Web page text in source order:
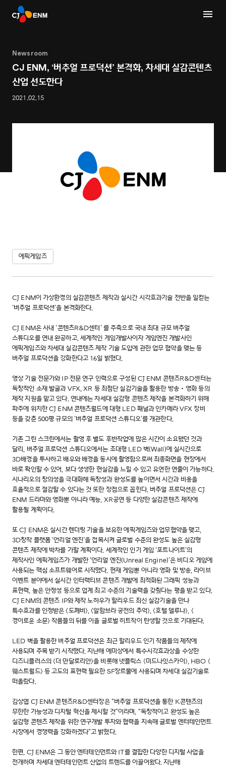
Newsroom
CJ ENM, ‘버추얼 프로덕션’ 본격화, 차세대 실감콘텐츠
산업 선도한다
2021.02.15
에픽게임즈
CJ ENM이 가상환경의 실감콘텐츠 제작과 실시간 시각효과기술 전반을 일컫는
‘버추얼 프로덕션’을 본격화한다.
CJ ENM은 사내 ‘콘텐츠R&D센터’ 를 주축으로 국내 최대 규모 버추얼
스튜디오를 연내 완공하고, 세계적인 게임개발사이자 게임엔진 개발사인
에픽게임즈와 차세대 실감콘텐츠 제작 기술 도입에 관한 업무 협약을 맺는 등
버추얼 프로덕션을 강화한다고 16일 밝혔다.
영상 기술 전문가와 IP 전문 연구 인력으로 구성된 CJ ENM 콘텐츠R&D센터는
독창적인 소재 발굴과 VFX, XR 등 최첨단 실감기술을 활용한 방송‧영화 등의
제작 지원을 맡고 있다. 연내에는 차세대 실감형 콘텐츠 제작을 본격화하기 위해
파주에 위치한 CJ ENM 콘텐츠월드에 대형 LED 패널과 인카메라 VFX 장비
등을 갖춘 500평 규모의 ‘버추얼 프로덕션 스튜디오’를 개관한다.
기존 그린 스크린에서는 촬영 후 별도 후반작업에 많은 시간이 소요됐던 것과
달리, 버추얼 프로덕션 스튜디오에서는 초대형 LED 벽(Wall)에 실시간으로
3D배경을 투사하고 배우와 배경을 동시에 촬영함으로써 최종화면을 현장에서
바로 확인할 수 있어, 보다 생생한 현실감을 느낄 수 있고 유연한 연출이 가능하다.
시나리오의 창의성을 극대화해 독창성과 완성도를 높이면서 시간과 비용을
효율적으로 절감할 수 있다는 것 또한 장점으로 꼽힌다. 버추얼 프로덕션은 CJ
ENM 드라마와 영화뿐 아니라 예능, XR공연 등 다양한 실감콘텐츠 제작에
활용될 계획이다.
또 CJ ENM은 실시간 렌더링 기술을 보유한 에픽게임즈와 업무협약을 맺고,
3D창작 플랫폼 ‘언리얼 엔진’을 접목시켜 글로벌 수준의 완성도 높은 실감형
콘텐츠 제작에 박차를 가할 계획이다. 세계적인 인기 게임 ‘포트나이트’의
제작사인 에픽게임즈가 개발한 ‘언리얼 엔진(Unreal Engine)’은 비디오 게임에
사용되는 핵심 소프트웨어로 시작했다. 현재 게임뿐 아니라 영화 및 방송, 라이브
이벤트 분야에서 실시간 인터랙티브 콘텐츠 개발에 최적화된 그래픽 성능과
표현력, 높은 안정성 등으로 업계 최고 수준의 기술력을 갖췄다는 평을 받고 있다.
CJ ENM의 콘텐츠 IP와 제작 노하우가 할리우드 최신 실감기술을 만나
특수효과를 인정받은 <도깨비>, <알함브라 궁전의 추억>, <호텔 델루나>, <
경이로운 소문> 작품들의 뒤를 이을 글로벌 히트작이 탄생할 것으로 기대된다.
LED 벽을 활용한 버추얼 프로덕션은 최근 할리우드 인기 작품들의 제작에
사용되며 주목 받기 시작했다. 지난해 에미상에서 특수시각효과상을 수상한
디즈니플러스의 <더 만달로리안>을 비롯해 넷플릭스 <미드나잇스카이>, HBO <
웨스트월드> 등 고도의 표현력 필요한 SF장르물에 사용되며 차세대 실감기술로
떠올랐다.
김상엽 CJ ENM 콘텐츠R&D센터장은 “버추얼 프로덕션을 통한 K콘텐츠의
무한한 가능성과 디지털 혁신을 제시할 것”이라며, “독창적이고 완성도 높은
실감형 콘텐츠 제작을 위한 연구개발 투자와 협력을 지속해 글로벌 엔터테인먼트
시장에서 경쟁력을 강화하겠다”고 밝혔다.
한편, CJ ENM은 그 동안 엔터테인먼트와 IT를 결합한 다양한 디지털 사업을
전개하며 차세대 엔터테인먼트 산업의 트렌드를 이끌어왔다. 지난해